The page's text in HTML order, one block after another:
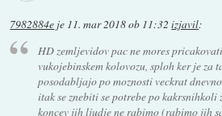
7982884e je 11. mar 2018 ob 11:32 izjavil:
HD zemljevidov pac ne mores
vukojebinskem kolovozu, sploh ker je za
posodabljajo po moznosti veckrat
itak se znebiti se potrebe po kakrsnihkoli
koncev jih ljudje ne rabimo (rabimo jih